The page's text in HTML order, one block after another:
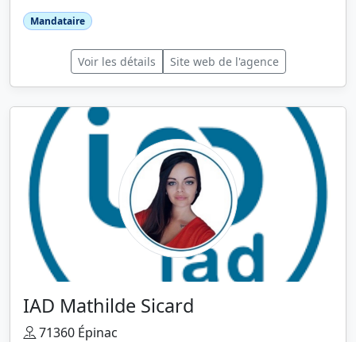
Mandataire
Voir les détails Site web de l'agence
IAD Mathilde Sicard
71360 Épinac